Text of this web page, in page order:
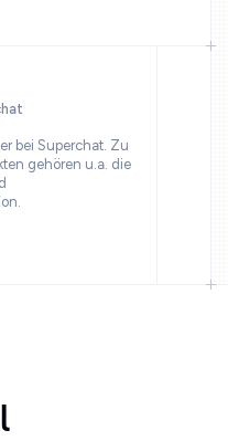
bei Superchat. Zu
gehören u.a. die